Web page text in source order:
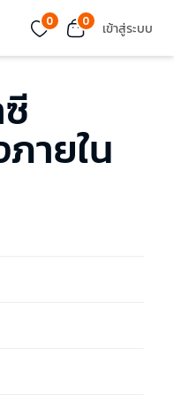
0 0 เข้าสู่ระบบ
ายใน